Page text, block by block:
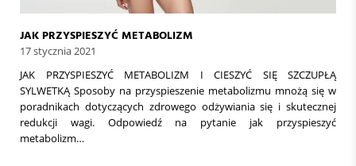
JAK PRZYSPIESZYĆ METABOLIZM
17 stycznia 2021
JAK PRZYSPIESZYĆ METABOLIZM I CIESZYĆ SIĘ SZCZUPŁĄ
SYLWETKĄ Sposoby na przyspieszenie metabolizmu mnożą się w
poradnikach dotyczących zdrowego odżywiania się i skutecznej
redukcji wagi. Odpowiedź na pytanie jak przyspieszyć
metabolizm…